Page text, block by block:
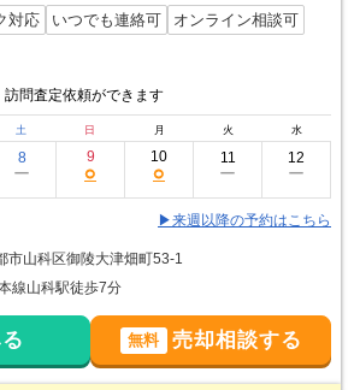
対応 いつでも連絡可
オンライン相談可
訪問査定依頼ができます
土 日 月 火 水
8
ー
9
○
10
○
11
ー
12
ー
▶来週以降の予約はこちら
市山科区御陵大津畑町53-1
線山科駅徒歩7分
無料 売却相談する